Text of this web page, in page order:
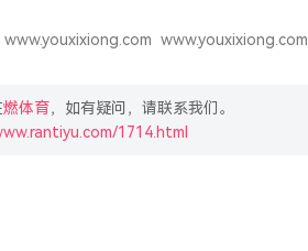
www.youxixiong.com www.youxixiong.com
燃体育，如有疑问，请联系我们。
1714.html